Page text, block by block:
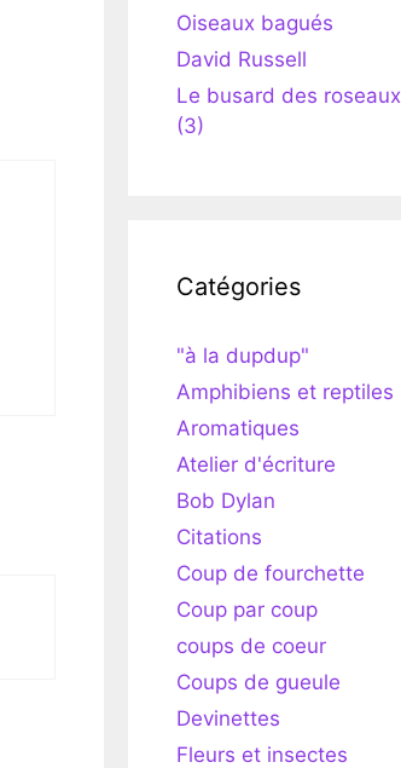
Oiseaux bagués
David Russell
Le busard des roseaux
(3)
Catégories
"à la dupdup"
Amphibiens et reptiles
Aromatiques
Atelier d'écriture
Bob Dylan
Citations
Coup de fourchette
Coup par coup
coups de coeur
Coups de gueule
Devinettes
Fleurs et insectes